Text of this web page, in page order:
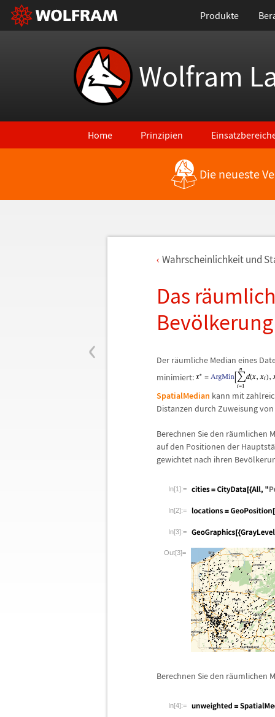
Produkte
Wolfram
Home Prinzipien
Die neueste
‹
Wahrscheinlichkeit und
Das rä
Bevö
Der räumliche Median eines
minimiert:
SpatialMedian kann mit
Distanzen durch Zuweisung
Berechnen Sie den räumlichen
auf den Positionen der Hauptstä
gewichtet nach ihren Bevö
In[1]:=
In[2]:=
In[3]:=
Out[3]=
Berechnen Sie den räumlichen
In[4]:=